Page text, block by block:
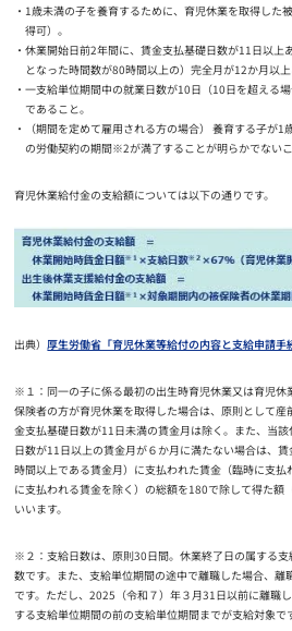
1歳未満の子を養育するために、育児休業を取得した
得可）。
休業開始日前2年間に、賃金支払基礎日数が11日以上
となった時間数が80時間以上の）完全月が12か月以上
一支給単位期間中の就業日数が10日（10日を超える
であること。
（期間を定めて雇用される方の場合） 養育する子が
の労働契約の期間※2が満了することが明らかでないこ
育児休業給付金の支給額については以下の通りです。
出典）厚生労働省「育児休業等給付の内容と支給申請手
※１：同一の子に係る最初の出生時育児休業又は育児休
保険者の方が育児休業を取得した場合は、原則として
金支払基礎日数が11日未満の賃金月は除く。また、当
日数が11日以上の賃金月が６か月に満たない場合は、
時間以上である賃金月）に支払われた賃金（臨時に支
に支払われる賃金を除く）の総額を180で除して得た額
いいます。
※２：支給日数は、原則30日間。休業終了日の属する
数です。また、支給単位期間の途中で離職した場合、
です。ただし、2025（令和７）年３月31日以前に離職
する支給単位期間の前の支給単位期間までが支給対象で